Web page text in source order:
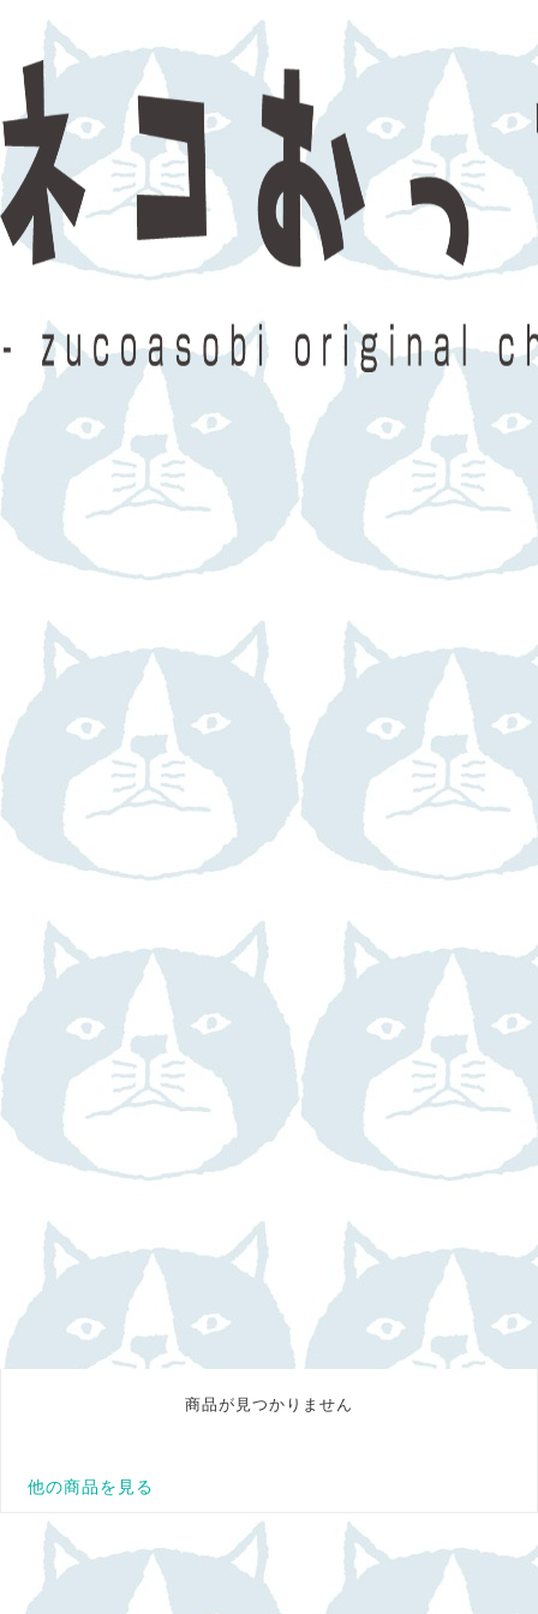
商品が見つかりません
他の商品を見る